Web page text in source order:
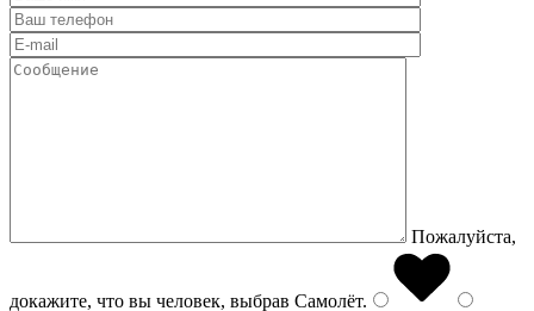
Пожалуйста,
докажите, что вы человек, выбрав Самолёт.